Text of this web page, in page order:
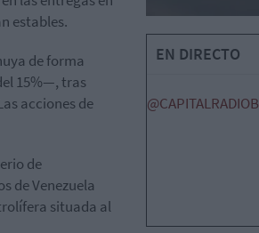
estables.
de forma
15%—, tras
acciones de
de
de Venezuela
situada al
EN DIRECTO
@CAPITALRADIOB